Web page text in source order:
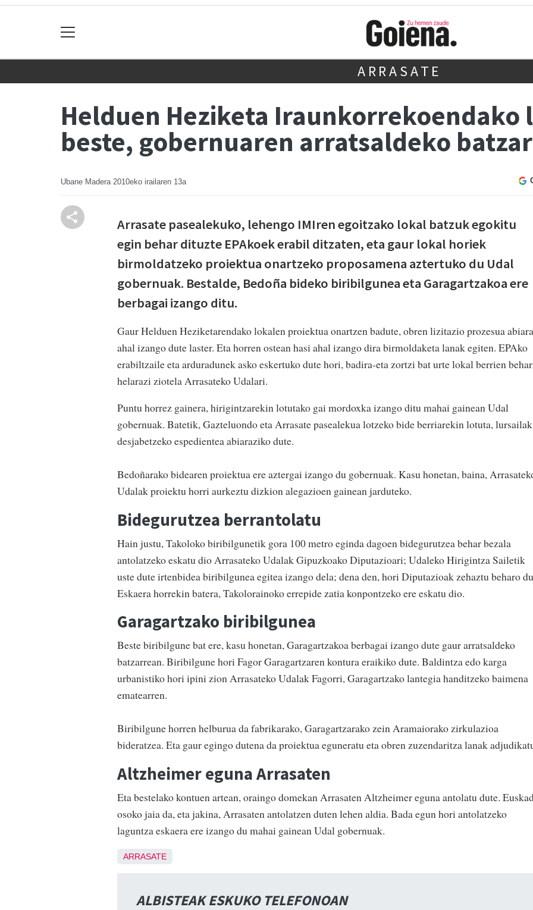
ARRASATE
Helduen Heziketa Iraunkorrekoendako
beste, gobernuaren arratsaldeko
Ubane Madera 2010eko irailaren 13a
Arrasate pasealekuko, lehengo IMIren egoitzako lokal batzuk egokitu
egin behar dituzte EPAkoek erabil ditzaten, eta gaur lokal horiek
birmoldatzeko proiektua onartzeko proposamena aztertuko du Udal
gobernuak. Bestalde, Bedoña bideko biribilgunea eta Garagartzakoa ere
berbagai izango ditu.
Gaur Helduen Heziketarendako lokalen proiektua onartzen badute, obren lizitazio prozesua
ahal izango dute laster. Eta horren ostean hasi ahal izango dira birmoldaketa lanak egiten. EPAko
erabiltzaile eta arduradunek asko eskertuko dute hori, badira-eta zortzi bat urte lokal berrien
helarazi ziotela Arrasateko Udalari.
Puntu horrez gainera, hirigintzarekin lotutako gai mordoxka izango ditu mahai gainean Udal
gobernuak. Batetik, Gazteluondo eta Arrasate pasealekua lotzeko bide berriarekin lotuta, lursailak
desjabetzeko espedientea abiaraziko dute.
Bedoñarako bidearen proiektua ere aztergai izango du gobernuak. Kasu honetan, baina,
Udalak proiektu horri aurkeztu dizkion alegazioen gainean jarduteko.
Bidegurutzea berrantolatu
Hain justu, Takoloko biribilgunetik gora 100 metro eginda dagoen bidegurutzea behar bezala
antolatzeko eskatu dio Arrasateko Udalak Gipuzkoako Diputazioari; Udaleko Hirigintza Sailetik
uste dute irtenbidea biribilgunea egitea izango dela; dena den, hori Diputazioak zehaztu beharo
Eskaera horrekin batera, Takolorainoko errepide zatia konpontzeko ere eskatu dio.
Garagartzako biribilgunea
Beste biribilgune bat ere, kasu honetan, Garagartzakoa berbagai izango dute gaur arratsaldeko
batzarrean. Biribilgune hori Fagor Garagartzaren kontura eraikiko dute. Baldintza edo karga
urbanistiko hori ipini zion Arrasateko Udalak Fagorri, Garagartzako lantegia handitzeko baimena
ematearren.
Biribilgune horren helburua da fabrikarako, Garagartzarako zein Aramaiorako zirkulazioa
bideratzea. Eta gaur egingo dutena da proiektua eguneratu eta obren zuzendaritza lanak
Altzheimer eguna Arrasaten
Eta bestelako kontuen artean, oraingo domekan Arrasaten Altzheimer eguna antolatu dute.
osoko jaia da, eta jakina, Arrasaten antolatzen duten lehen aldia. Bada egun hori antolatzeko
laguntza eskaera ere izango du mahai gainean Udal gobernuak.
ARRASATE
ALBISTEAK ESKUKO TELEFONOAN